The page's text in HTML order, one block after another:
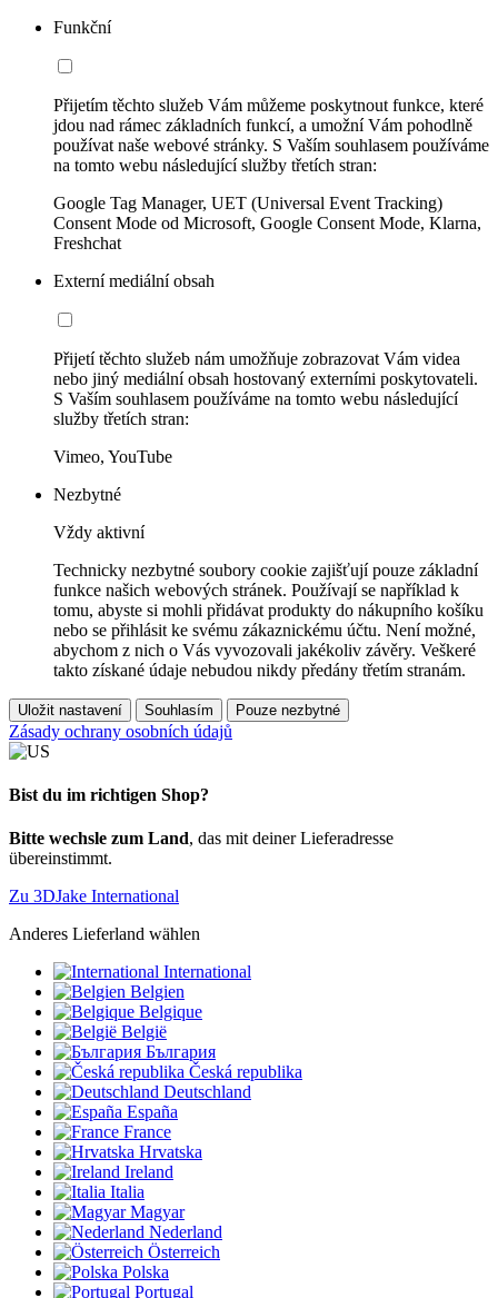
Funkční
Přijetím těchto služeb Vám můžeme poskytnout funkce, které
jdou nad rámec základních funkcí, a umožní Vám pohodlně
používat naše webové stránky. S Vaším souhlasem používáme
na tomto webu následující služby třetích stran:
Google Tag Manager, UET (Universal Event Tracking)
Consent Mode od Microsoft, Google Consent Mode, Klarna,
Freshchat
Externí mediální obsah
Přijetí těchto služeb nám umožňuje zobrazovat Vám videa
nebo jiný mediální obsah hostovaný externími poskytovateli.
S Vaším souhlasem používáme na tomto webu následující
služby třetích stran:
Vimeo, YouTube
Nezbytné
Vždy aktivní
Technicky nezbytné soubory cookie zajišťují pouze základní
funkce našich webových stránek. Používají se například k
tomu, abyste si mohli přidávat produkty do nákupního košíku
nebo se přihlásit ke svému zákaznickému účtu. Není možné,
abychom z nich o Vás vyvozovali jakékoliv závěry. Veškeré
takto získané údaje nebudou nikdy předány třetím stranám.
Uložit nastavení Souhlasím Pouze nezbytné
Zásady ochrany osobních údajů
Bist du im richtigen Shop?
Bitte wechsle zum Land, das mit deiner Lieferadresse
übereinstimmt.
Zu 3DJake International
Anderes Lieferland wählen
International
Belgien
Belgique
België
България
Česká republika
Deutschland
España
France
Hrvatska
Ireland
Italia
Magyar
Nederland
Österreich
Polska
Portugal